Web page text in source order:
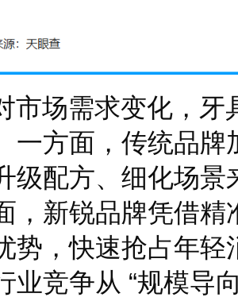
市场需求变化，牙
一方面，传统品牌
级配方、细化场景
，新锐品牌凭借精
势，快速抢占年轻
业竞争从 “规模导